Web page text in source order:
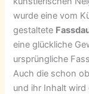
wurde eine vom
gestaltete
eine glückliche
ursprüngliche
Auch die schon
und ihr Inhalt wird